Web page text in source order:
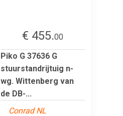
€ 455.00
Piko G 37636 G
stuurstandrijtuig n-
wg. Wittenberg van
de DB-...
Conrad NL